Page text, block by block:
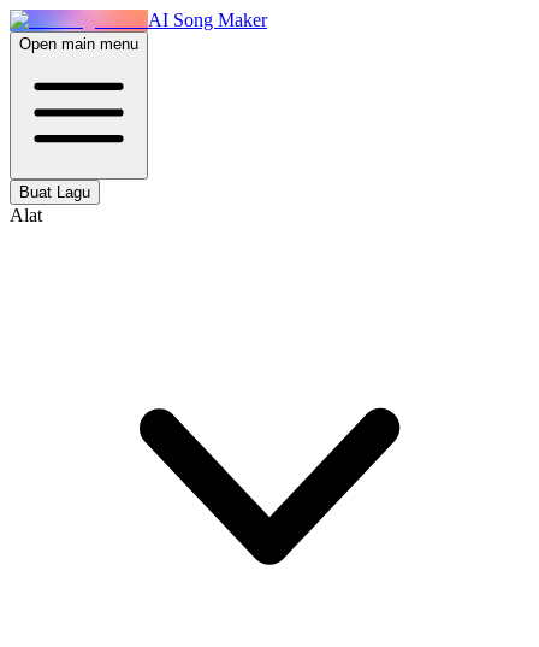
AI Song Maker
Open main menu
Buat Lagu
Alat